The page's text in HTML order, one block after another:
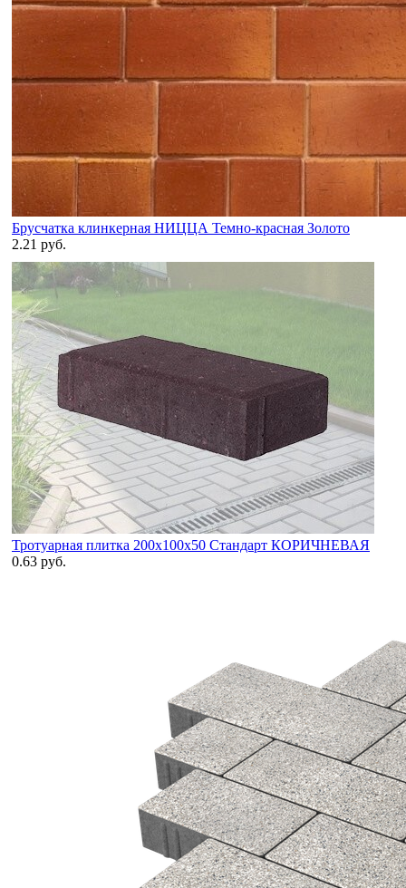
Брусчатка клинкерная НИЦЦА Темно-красная Золото
2.21 руб.
Тротуарная плитка 200х100х50 Стандарт КОРИЧНЕВАЯ
0.63 руб.